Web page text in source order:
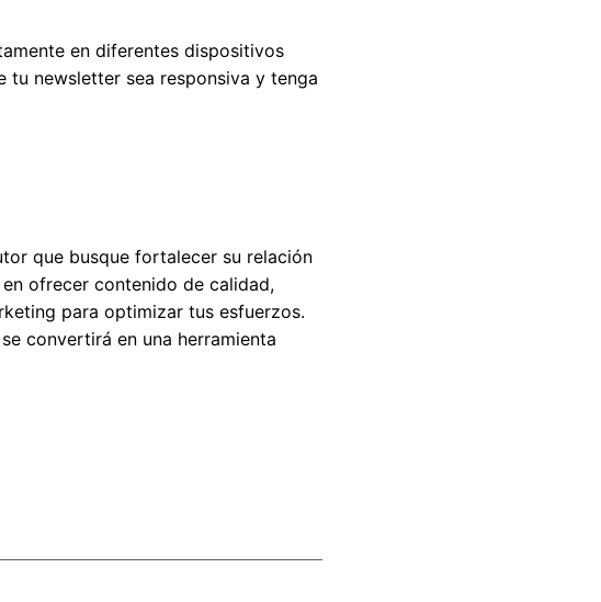
en diferentes dispositivos
tu newsletter sea responsiva y tenga
que busque fortalecer su relación
ofrecer contenido de calidad,
para optimizar tus esfuerzos.
convertirá en una herramienta